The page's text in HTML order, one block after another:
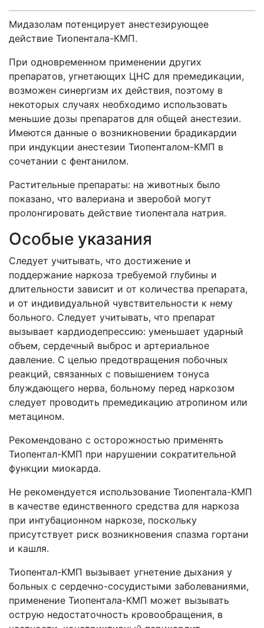
Мидазолам потенцирует анестезирующее
действие Тиопентала-КМП.
При одновременном применении других
препаратов, угнетающих ЦНС для премедикации,
возможен синергизм их действия, поэтому в
некоторых случаях необходимо использовать
меньшие дозы препаратов для общей анестезии.
Имеются данные о возникновении брадикардии
при индукции анестезии Тиопенталом-КМП в
сочетании с фентанилом.
Растительные препараты: на животных было
показано, что валериана и зверобой могут
пролонгировать действие тиопентала натрия.
Особые указания
Следует учитывать, что достижение и
поддержание наркоза требуемой глубины и
длительности зависит и от количества препарата,
и от индивидуальной чувствительности к нему
больного. Следует учитывать, что препарат
вызывает кардиодепрессию: уменьшает ударный
объем, сердечный выброс и артериальное
давление. С целью предотвращения побочных
реакций, связанных с повышением тонуса
блуждающего нерва, больному перед наркозом
следует проводить премедикацию атропином или
метацином.
Рекомендовано с осторожностью применять
Тиопентал-КМП при нарушении сократительной
функции миокарда.
Не рекомендуется использование Тиопентала-КМП
в качестве единственного средства для наркоза
при интубационном наркозе, поскольку
присутствует риск возникновения спазма гортани
и кашля.
Тиопентал-КМП вызывает угнетение дыхания у
больных с сердечно-сосудистыми заболеваниями,
применение Тиопентала-КМП может вызывать
острую недостаточность кровообращения, в